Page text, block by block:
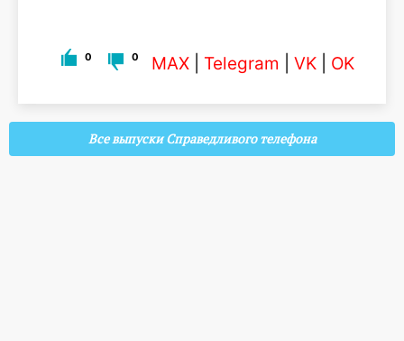
0 0 MAX Telegram VK OK
Все выпуски Справедливого телефона